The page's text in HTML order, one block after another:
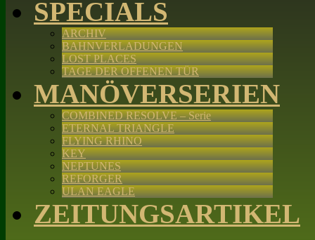
SPECIALS
ARCHIV
BAHNVERLADUNGEN
LOST PLACES
TAGE DER OFFENEN TÜR
MANÖVERSERIEN
COMBINED RESOLVE – Serie
ETERNAL TRIANGLE
FLYING RHINO
KEY
NEPTUNES
REFORGER
ULAN EAGLE
ZEITUNGSARTIKEL